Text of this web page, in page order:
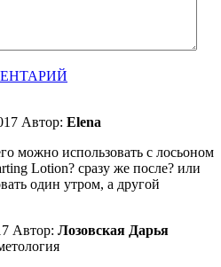
Автор: Elena
можно использовать с лосьоном
Lotion? сразу же после? или
один утром, а другой
Автор: Лозовская Дарья